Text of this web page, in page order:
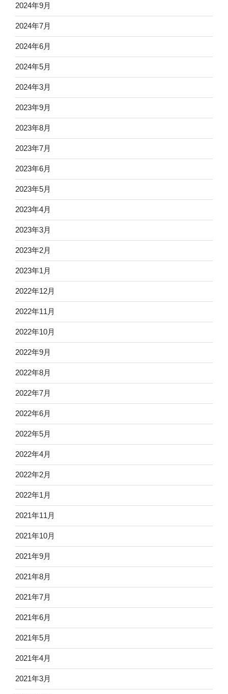
2024年9月
2024年7月
2024年6月
2024年5月
2024年3月
2023年9月
2023年8月
2023年7月
2023年6月
2023年5月
2023年4月
2023年3月
2023年2月
2023年1月
2022年12月
2022年11月
2022年10月
2022年9月
2022年8月
2022年7月
2022年6月
2022年5月
2022年4月
2022年2月
2022年1月
2021年11月
2021年10月
2021年9月
2021年8月
2021年7月
2021年6月
2021年5月
2021年4月
2021年3月